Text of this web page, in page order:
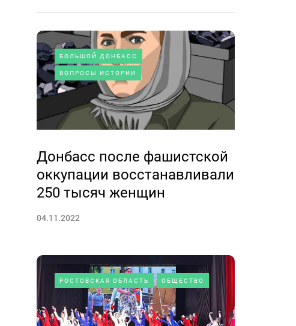
БОЛЬШОЙ ДОНБАСС
ВОПРОСЫ ИСТОРИИ
Донбасс после фашистской
оккупации восстанавливали
250 тысяч женщин
04.11.2022
РОСТОВСКАЯ ОБЛАСТЬ ОБЩЕСТВО